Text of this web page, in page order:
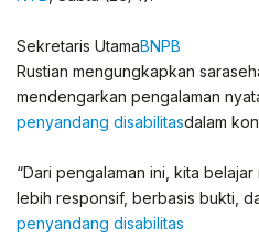
Sekretaris UtamaBNPB
Rustian mengungkapkan
mendengarkan pengalaman
penyandang disabilitasdalam
“Dari pengalaman ini, kita
lebih responsif, berbasis bukti,
penyandang disabilitas